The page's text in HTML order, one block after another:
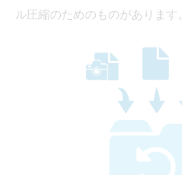
ル圧縮のためのものがあります